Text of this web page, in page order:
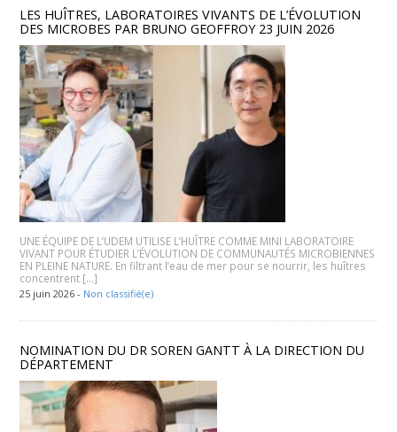
LES HUÎTRES, LABORATOIRES VIVANTS DE L’ÉVOLUTION
DES MICROBES PAR BRUNO GEOFFROY 23 JUIN 2026
UNE ÉQUIPE DE L’UDEM UTILISE L’HUÎTRE COMME MINI LABORATOIRE
VIVANT POUR ÉTUDIER L’ÉVOLUTION DE COMMUNAUTÉS MICROBIENNES
EN PLEINE NATURE. En filtrant l’eau de mer pour se nourrir, les huîtres
concentrent […]
25 juin 2026 - Non classifié(e)
NOMINATION DU DR SOREN GANTT À LA DIRECTION DU
DÉPARTEMENT